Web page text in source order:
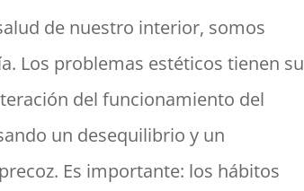
de nuestro interior, somos
Los problemas estéticos tienen su
del funcionamiento del
un desequilibrio y un
Es importante: los hábitos